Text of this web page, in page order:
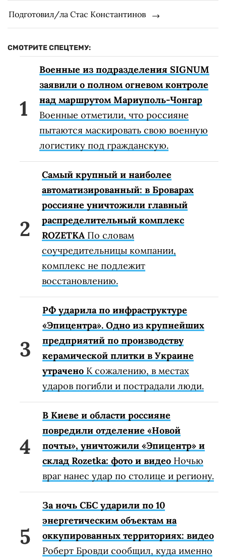
Подготовил/ла Стас Константинов
СМОТРИТЕ СПЕЦТЕМУ:
Военные из подразделения SIGNUM
заявили о полном огневом контроле
над маршрутом Мариуполь-Чонгар
Военные отметили, что россияне
пытаются маскировать свою военную
логистику под гражданскую.
Самый крупный и наиболее
автоматизированный: в Броварах
россияне уничтожили главный
распределительный комплекс
ROZETKA По словам
соучредительницы компании,
комплекс не подлежит
восстановлению.
РФ ударила по инфраструктуре
«Эпицентра». Одно из крупнейших
предприятий по производству
керамической плитки в Украине
утрачено К сожалению, в местах
ударов погибли и пострадали люди.
В Киеве и области россияне
повредили отделение «Новой
почты», уничтожили «Эпицентр» и
склад Rozetka: фото и видео Ночью
враг нанес удар по столице и региону.
За ночь СБС ударили по 10
энергетическим объектам на
оккупированных территориях: видео
Роберт Бровди сообщил, куда именно